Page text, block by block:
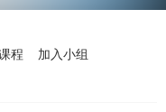
程
加入小组